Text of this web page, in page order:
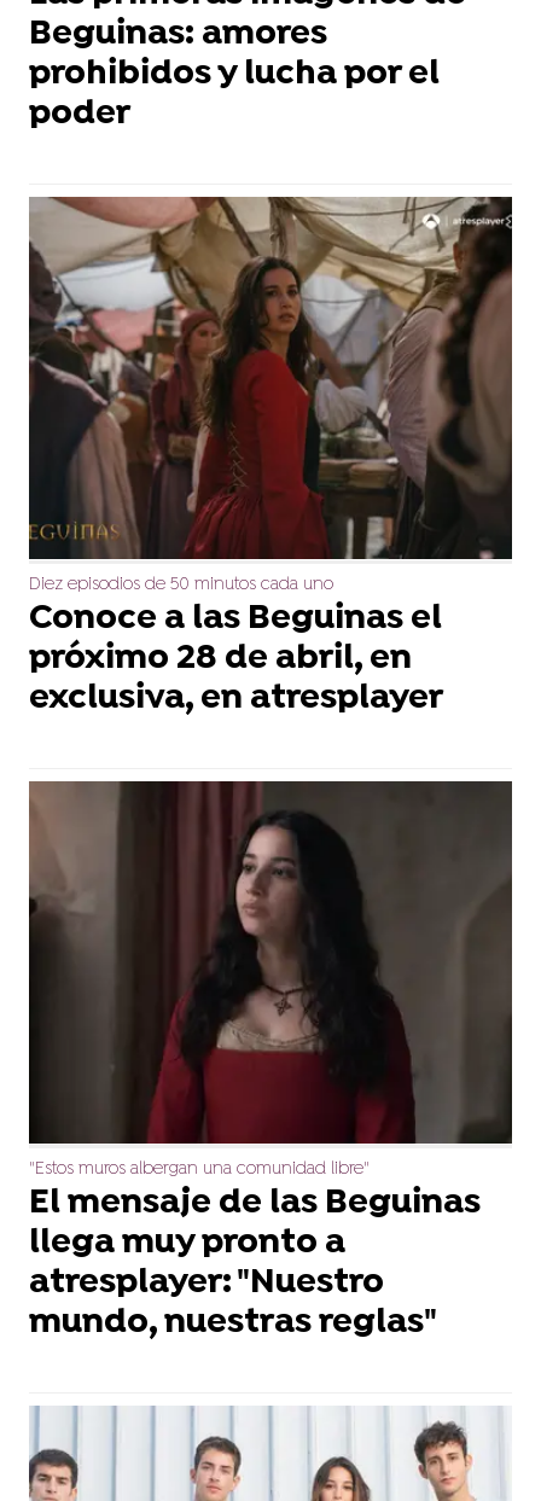
Beguinas: amores
prohibidos y lucha por el
poder
Diez episodios de 50 minutos cada uno
Conoce a las Beguinas el
próximo 28 de abril, en
exclusiva, en atresplayer
"Estos muros albergan una comunidad libre"
El mensaje de las Beguinas
llega muy pronto a
atresplayer: "Nuestro
mundo, nuestras reglas"